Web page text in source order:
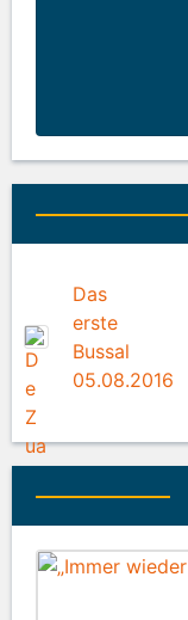
Das
erste
Bussal
05.08.2016